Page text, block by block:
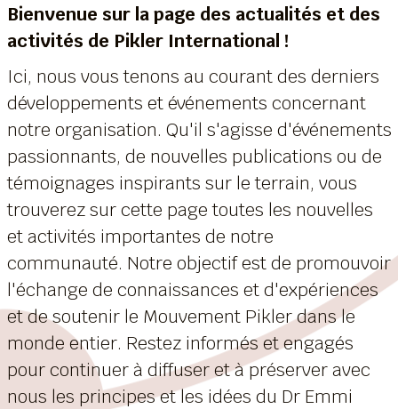
Bienvenue sur la page des actualités et des
activités de Pikler International !
Ici, nous vous tenons au courant des derniers
développements et événements concernant
notre organisation. Qu'il s'agisse d'événements
passionnants, de nouvelles publications ou de
témoignages inspirants sur le terrain, vous
trouverez sur cette page toutes les nouvelles
et activités importantes de notre
communauté. Notre objectif est de promouvoir
l'échange de connaissances et d'expériences
et de soutenir le Mouvement Pikler dans le
monde entier. Restez informés et engagés
pour continuer à diffuser et à préserver avec
nous les principes et les idées du Dr Emmi